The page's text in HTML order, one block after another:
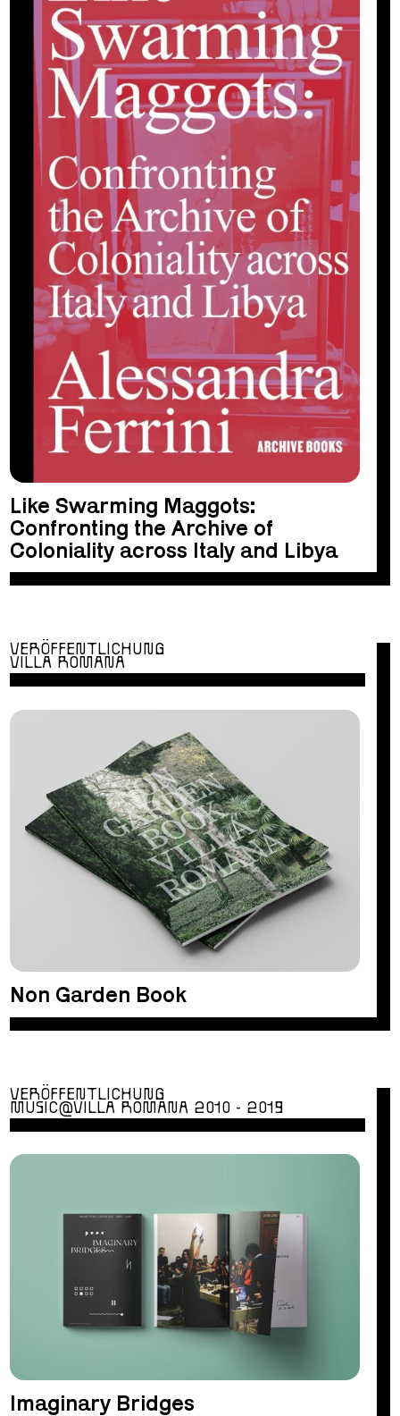
Like Swarming Maggots:
Confronting the Archive of
Coloniality across Italy and Libya
VERÖFFENTLICHUNG
VILLA ROMANA
Non Garden Book
VERÖFFENTLICHUNG
MUSIC@VILLA ROMANA 2010 - 2019
Imaginary Bridges